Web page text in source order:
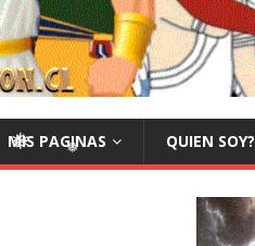
❅
MIS PAGINAS QUIEN SOY?